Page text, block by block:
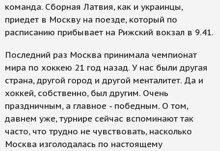
команда. Сборная Латвия, как и украинцы,
приедет в Москву на поезде, который по
расписанию прибывает на Рижский вокзал в 9.41.
Последний раз Москва принимала чемпионат
мира по хоккею 21 год назад. У нас были другая
страна, другой город и другой менталитет. Да и
хоккей, собственно, был другим. Очень
праздничным, а главное - победным. О том,
давнем уже, турнире сейчас вспоминают так
часто, что трудно не чувствовать, насколько
Москва изголодалась по настоящему